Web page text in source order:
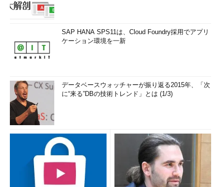
SAP HANA SPS11は、Cloud Foundry採用でアプリ
ケーション環境を一新
データベースウォッチャーが振り返る2015年、「次
に“来る”DBの技術トレンド」とは (1/3)